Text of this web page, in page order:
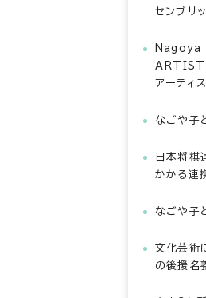
センブリッ
Nagoya
ARTIST
アーティス
なごや子
日本将棋
かかる連
なごや子
文化芸術
の後援名